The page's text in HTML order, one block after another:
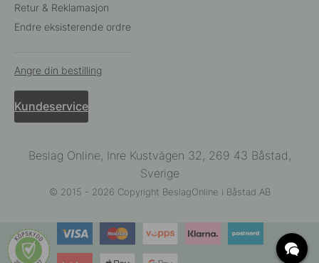
Retur & Reklamasjon
Endre eksisterende ordre
Angre din bestilling
Kundeservice
Beslag Online, Inre Kustvägen 32, 269 43 Båstad,
Sverige
© 2015 - 2026 Copyright BeslagOnline i Båstad AB